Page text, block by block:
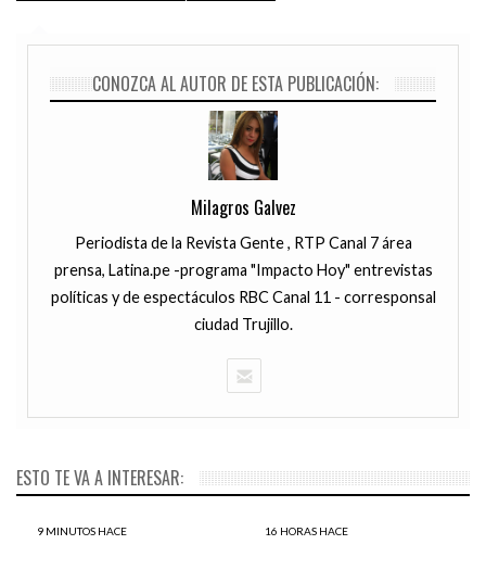
CONOZCA AL AUTOR DE ESTA PUBLICACIÓN:
Milagros Galvez
Periodista de la Revista Gente , RTP Canal 7 área
prensa, Latina.pe -programa "Impacto Hoy" entrevistas
políticas y de espectáculos RBC Canal 11 - corresponsal
ciudad Trujillo.
ESTO TE VA A INTERESAR:
9 MINUTOS HACE 16 HORAS HACE